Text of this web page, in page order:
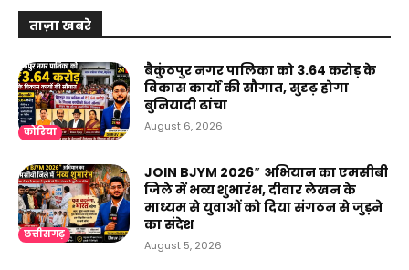
ताज़ा खबरे
कोरिया
बैकुंठपुर नगर पालिका को ₹3.64 करोड़ के
विकास कार्यों की सौगात, सुदृढ़ होगा
बुनियादी ढांचा
August 6, 2026
छत्तीसगढ़
JOIN BJYM 2026″ अभियान का एमसीबी
जिले में भव्य शुभारंभ, दीवार लेखन के
माध्यम से युवाओं को दिया संगठन से जुड़ने
का संदेश
August 5, 2026